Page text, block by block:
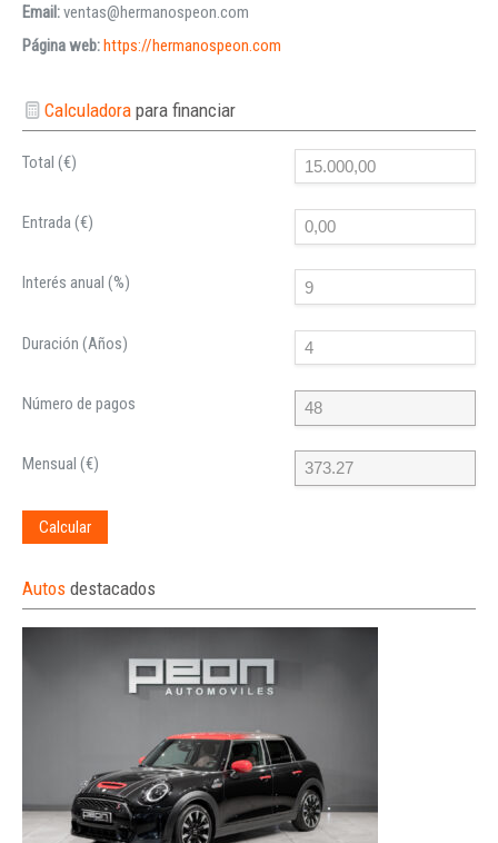
Email:ventas@hermanospeon.com
Página web:https://hermanospeon.com
Calculadorapara financiar
Total (€)
Entrada (€)
Interés anual (%)
Duración (Años)
Número de pagos
Mensual (€)
Calcular
Autos destacados